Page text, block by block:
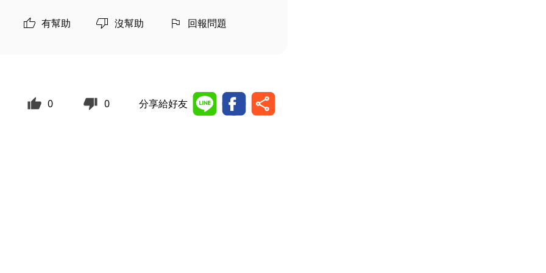
有幫助 沒幫助 回報問題
0 0 分享給好友